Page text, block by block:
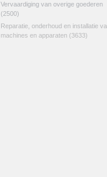
Vervaardiging van overige goederen
(2500)
Reparatie, onderhoud en installatie
machines en apparaten (3633)